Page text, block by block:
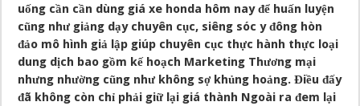
uống cần cần dùng giá xe honda hôm nay để huấn luyện
cũng như giảng dạy chuyên cục, siêng sóc y đông hòn
đảo mô hình giả lập giúp chuyên cục thực hành thực loại
dung dịch bao gồm kế hoạch Marketing Thương mại
nhưng nhường cũng như không sợ khủng hoảng. Điều đấy
đã không còn chỉ phải giữ lại giá thành Ngoài ra đem lại